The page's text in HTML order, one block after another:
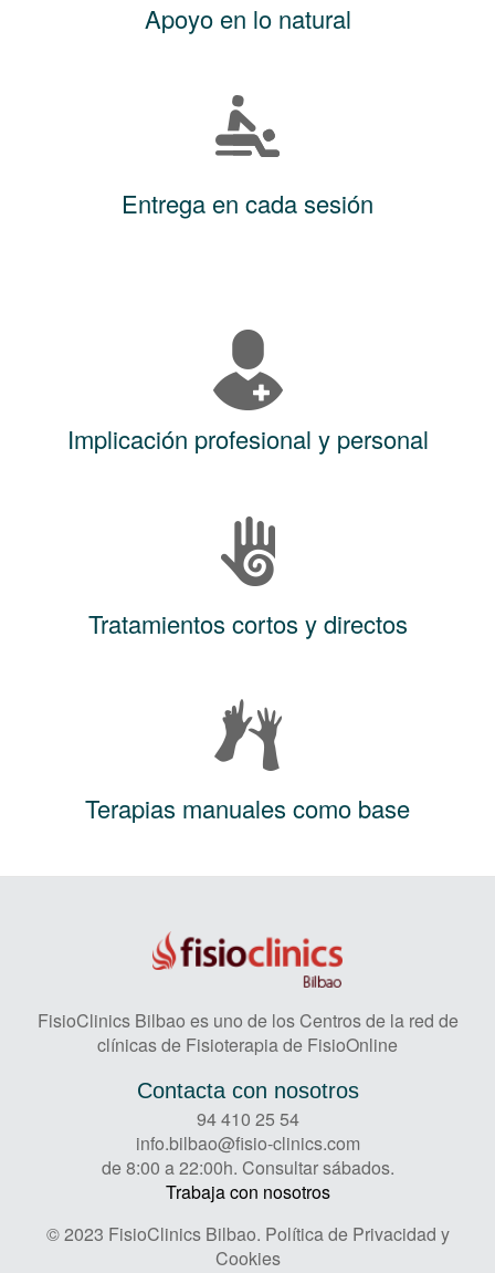
Apoyo en lo natural
Entrega en cada sesión
Implicación profesional y personal
Tratamientos cortos y directos
Terapias manuales como base
FisioClinics Bilbao es uno de los Centros de la red de
clínicas de Fisioterapia de FisioOnline
Contacta con nosotros
94 410 25 54
info.bilbao@fisio-clinics.com
de 8:00 a 22:00h. Consultar sábados.
Trabaja con nosotros
© 2023 FisioClinics Bilbao. Política de Privacidad y
Cookies